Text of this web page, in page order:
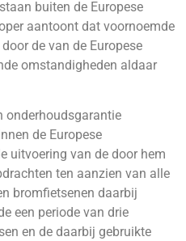
buiten de Europese
aantoont dat voornoemde
de van de Europese
omstandigheden aldaar
onderhoudsgarantie
de Europese
uitvoering van de door hem
ten aanzien van alle
bromfietsenen daarbij
een periode van drie
en de daarbij gebruikte